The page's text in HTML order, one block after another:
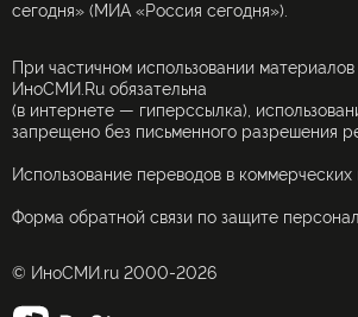
сегодня» (МИА «Россия сегодня»).
При частичном использовании
ИноСМИ.Ru обязательна
(в интернете — гиперссылка),
запрещено без письменного разрешения
Использование переводов в
Форма обратной связи по защите
© ИноСМИ.ru 2000-2026